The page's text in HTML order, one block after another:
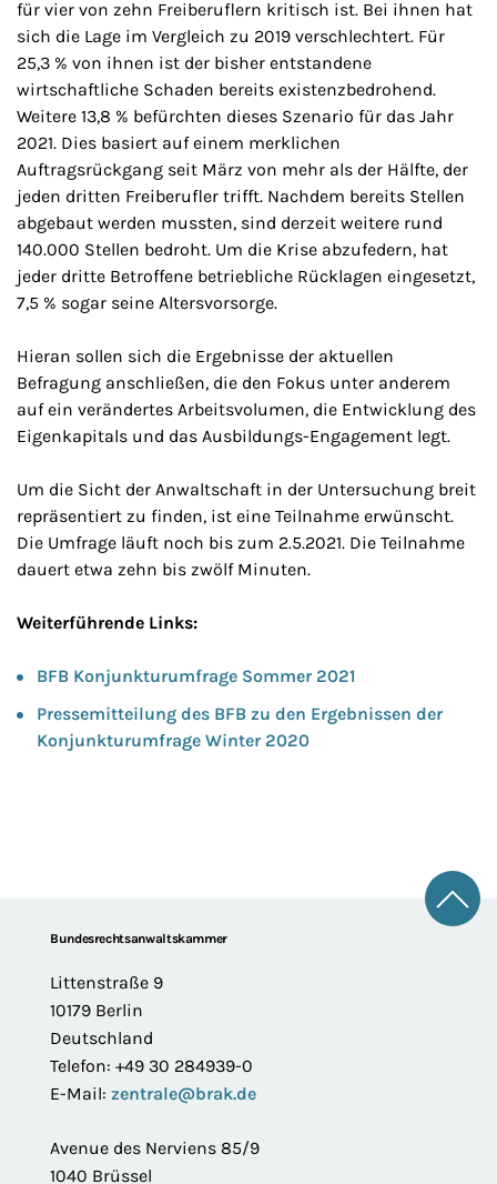
für vier von zehn Freiberuflern kritisch ist. Bei ihnen hat
sich die Lage im Vergleich zu 2019 verschlechtert. Für
25,3 % von ihnen ist der bisher entstandene
wirtschaftliche Schaden bereits existenzbedrohend.
Weitere 13,8 % befürchten dieses Szenario für das Jahr
2021. Dies basiert auf einem merklichen
Auftragsrückgang seit März von mehr als der Hälfte, der
jeden dritten Freiberufler trifft. Nachdem bereits Stellen
abgebaut werden mussten, sind derzeit weitere rund
140.000 Stellen bedroht. Um die Krise abzufedern, hat
jeder dritte Betroffene betriebliche Rücklagen eingesetzt,
7,5 % sogar seine Altersvorsorge.
Hieran sollen sich die Ergebnisse der aktuellen
Befragung anschließen, die den Fokus unter anderem
auf ein verändertes Arbeitsvolumen, die Entwicklung des
Eigenkapitals und das Ausbildungs-Engagement legt.
Um die Sicht der Anwaltschaft in der Untersuchung breit
repräsentiert zu finden, ist eine Teilnahme erwünscht.
Die Umfrage läuft noch bis zum 2.5.2021. Die Teilnahme
dauert etwa zehn bis zwölf Minuten.
Weiterführende Links:
BFB Konjunkturumfrage Sommer 2021
Pressemitteilung des BFB zu den Ergebnissen der
Konjunkturumfrage Winter 2020
FooterBundesrechtsanwaltskammer
Littenstraße 9
10179 Berlin
Deutschland
Telefon: +49 30 284939-0
E-Mail: zentrale@brak.de
Avenue des Nerviens 85/9
1040 Brüssel